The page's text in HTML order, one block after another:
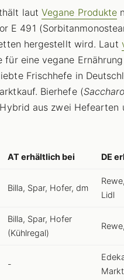
lautVegane Produkte
E 491
hergestellt wird. Laut
für eine vegane
Frischhefe in
Bierhefe (
aus zwei Hefearten
AT erhältlich bei DE
Billa, Spar, Hofer, dm
Lidl
Billa, Spar, Hofer
(Kühlregal)
-